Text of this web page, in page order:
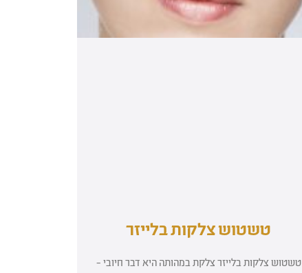
טשטוש צלקות בלייזר
טשטוש צלקות בלייזר צלקת במהותה היא דבר חיובי –